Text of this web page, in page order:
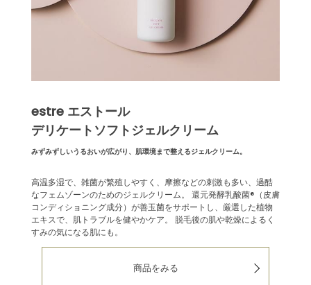
estre エストール
デリケートソフトジェルクリーム
みずみずしいうるおいが広がり、肌環境まで整えるジェルクリーム。
高温多湿で、雑菌が繁殖しやすく、摩擦などの刺激も多い、過酷
なフェムゾーンのためのジェルクリーム。
還元発酵乳酸菌®（皮膚
コンディショニング成分）が善玉菌をサポートし、厳選した植物
エキスで、肌トラブルを健やかケア。
脱毛後の肌や乾燥によるく
すみの気になる肌にも。
商品をみる